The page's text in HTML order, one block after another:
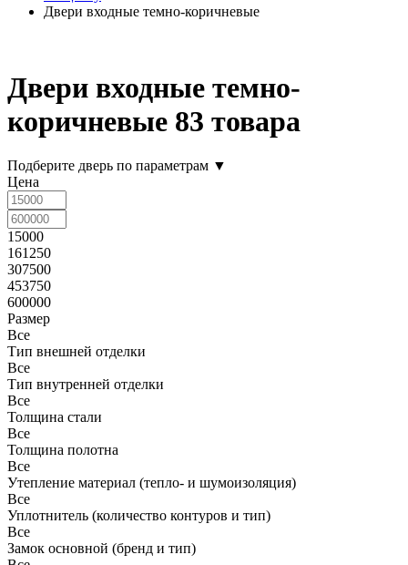
Двери входные темно-коричневые
Двери входные темно-
коричневые 83 товара
Подберите дверь по параметрам ▼
Цена
15000
161250
307500
453750
600000
Размер
Все
Тип внешней отделки
Все
Тип внутренней отделки
Все
Толщина стали
Все
Толщина полотна
Все
Утепление материал (тепло- и шумоизоляция)
Все
Уплотнитель (количество контуров и тип)
Все
Замок основной (бренд и тип)